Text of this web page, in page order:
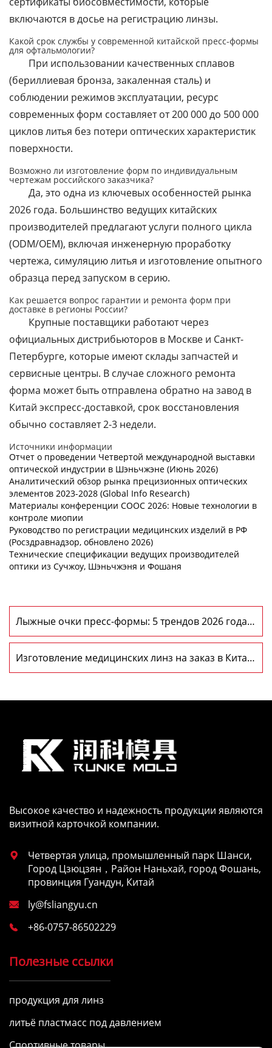
включаются в досье на регистрацию линзы.
Какой срок службы у современной китайской пресс-формы
для офтальмологии?
При использовании качественных сплавов
(бериллиевая бронза, закаленная сталь) и
соблюдении режимов эксплуатации, ресурс
современных форм составляет от 200 000 до 500 000
циклов литья без потери оптических характеристик
поверхности.
Возможно ли изготовление форм по индивидуальным
чертежам российского заказчика?
Да, это одна из ключевых особенностей рынка
2026 года. Большинство ведущих китайских
производителей предлагают услуги полного цикла
(ODM/OEM), включая инженерную проработку
чертежа, симуляцию литья и изготовление опытного
образца перед запуском в серию.
Как решается вопрос гарантии и ремонта форм при
доставке в регионы России?
Крупные поставщики работают через
официальных дистрибьюторов в Москве и Санкт-
Петербурге, которые имеют склады запчастей и
сервисные центры. В случае сложного ремонта
форма может быть отправлена обратно на завод в
Китай экспресс-доставкой, срок восстановления
обычно составляет 2-3 недели.
Источники информации
Отчет о проведении Четвертой международной выставки
оптической индустрии в Шэньчжэне (Июнь 2026)
Аналитический обзор рынка прецизионных оптических
элементов 2023-2028 (Global Info Research)
Материалы конференции COOC 2026: Новые технологии в
контроле миопии
Руководство по регистрации медицинских изделий в РФ
(Росздравнадзор, обновлено 2026)
Технические спецификации ведущих производителей
оптики из Сучжоу, Шэньчжэня и Фошаня
Лыжные очки пресс-формы: 5 трендов 2026 года в
России
Изготовление медицинских линз на заказ в Китае:
гид 2026
Высокое качество и надежность продукции являются
визитной карточкой компании.

Четвертая улица, промышленный парк Шанси,
Город Цзюцзян，Район Наньхай, город Фошань,
провинция Гуандун, Китай
 ly@fsliangyu.cn
 +86-0757-86502229
Полезные ссылки
продукция для линз
литьё пластмасс под давлением
Спортивные товары